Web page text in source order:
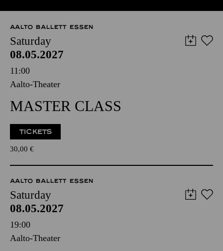
AALTO BALLETT ESSEN
Saturday
08.05.2027
11:00
Aalto-Theater
MASTER CLASS
TICKETS
30,00 €
AALTO BALLETT ESSEN
Saturday
08.05.2027
19:00
Aalto-Theater